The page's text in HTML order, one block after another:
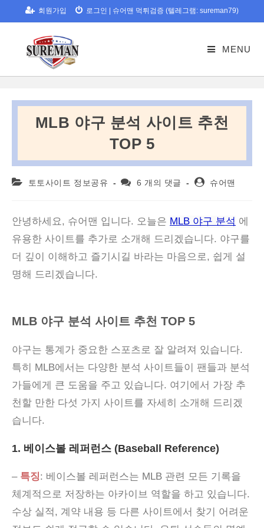
to
회원가입 로그인 슈어맨 먹튀검증 (텔레그램: sureman79)
MENU
MLB 야구 분석 사이트 추천
TOP 5
Post 토토사이트 정보공유
Post6 개의 댓글
Post슈어맨
안녕하세요, 슈어맨 입니다. 오늘은 MLB 야구 분석 에
유용한 사이트를 추가로 소개해 드리겠습니다. 야구를
더 깊이 이해하고 즐기시길 바라는 마음으로, 쉽게 설
명해 드리겠습니다.
MLB 야구 분석 사이트 추천 TOP 5
야구는 통계가 중요한 스포츠로 잘 알려져 있습니다.
특히 MLB에서는 다양한 분석 사이트들이 팬들과 분석
가들에게 큰 도움을 주고 있습니다. 여기에서 가장 추
천할 만한 다섯 가지 사이트를 자세히 소개해 드리겠
습니다.
1. 베이스볼 레퍼런스 (Baseball Reference)
– 특징: 베이스볼 레퍼런스는 MLB 관련 모든 기록을
체계적으로 저장하는 아카이브 역할을 하고 있습니다.
수상 실적, 계약 내용 등 다른 사이트에서 찾기 어려운